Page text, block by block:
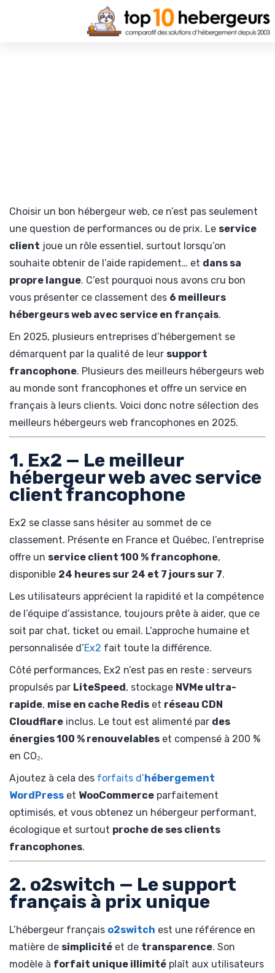
Choisir un bon hébergeur web, ce n’est pas seulement
une question de performances ou de prix. Le service
client joue un rôle essentiel, surtout lorsqu’on
souhaite obtenir de l’aide rapidement… et dans sa
propre langue. C’est pourquoi nous avons cru bon
vous présenter ce classement des 6 meilleurs
hébergeurs web avec service en français.
En 2025, plusieurs entreprises d’hébergement se
démarquent par la qualité de leur support
francophone. Plusieurs des meilleurs hébergeurs web
au monde sont francophones et offre un service en
français à leurs clients. Voici donc notre sélection des
meilleurs hébergeurs web francophones en 2025.
1. Ex2 — Le meilleur
hébergeur web avec service
client francophone
Ex2 se classe sans hésiter au sommet de ce
classement. Présente en France et Québec, l’entreprise
offre un service client 100 % francophone,
disponible 24 heures sur 24 et 7 jours sur 7.
Les utilisateurs apprécient la rapidité et la compétence
de l’équipe d’assistance, toujours prête à aider, que ce
soit par chat, ticket ou email. L’approche humaine et
personnalisée d’Ex2 fait toute la différence.
Côté performances, Ex2 n’est pas en reste : serveurs
propulsés par LiteSpeed, stockage NVMe ultra-
rapide, mise en cache Redis et réseau CDN
Cloudflare inclus. Le tout est alimenté par des
énergies 100 % renouvelables et compensé à 200 %
en CO₂.
Ajoutez à cela des forfaits d’hébergement
WordPress et WooCommerce parfaitement
optimisés, et vous obtenez un hébergeur performant,
écologique et surtout proche de ses clients
francophones.
2. o2switch — Le support
français à prix unique
L’hébergeur français o2switch est une référence en
matière de simplicité et de transparence. Son
modèle à forfait unique illimité plaît aux utilisateurs